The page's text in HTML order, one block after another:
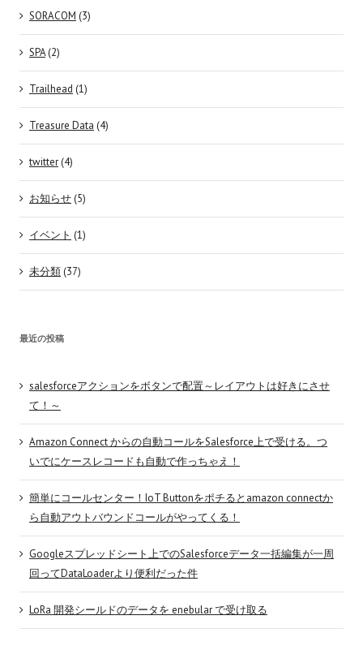
SORACOM (3)
SPA(2)
Trailhead (1)
Treasure Data (4)
twitter(4)
お知らせ(5)
イベント (1)
未分類(37)
最近の投稿
salesforceアクションをボタンで配置～レイアウトは好きにさせ
て！～
Amazon Connect からの自動コールをSalesforce上で受ける。つ
いでにケースレコードも自動で作っちゃえ！
簡単にコールセンター！IoT Buttonをポチるとamazon connectか
ら自動アウトバウンドコールがやってくる！
Googleスプレッドシート上でのSalesforceデータ一括編集が一周
回ってDataLoaderより便利だった件
LoRa 開発シールドのデータを enebular で受け取る